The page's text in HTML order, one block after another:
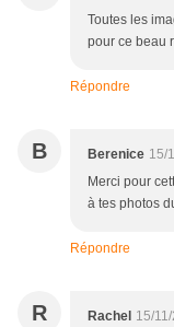
Toutes les
pour ce beau
Répondre
B Berenice 15/
Merci pour
à tes photos
Répondre
R Rachel 15/